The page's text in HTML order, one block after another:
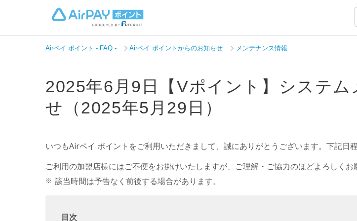
Airペイ ポイント - FAQ - Airペイ ポイントからのお知らせ メンテナンス情報
2025年6月9日【Vポイント】システ
せ（2025年5月29日）
いつもAirペイ ポイントをご利用いただきまして、誠にありがとうございます。下記日
ご利用の加盟店様にはご不便をお掛けいたしますが、ご理解・ご協力のほどよろしくお
該当時間は予告なく前後する場合があります。
目次